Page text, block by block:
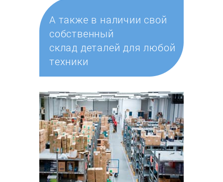
А также в наличии свой
собственный
склад деталей для любой
техники